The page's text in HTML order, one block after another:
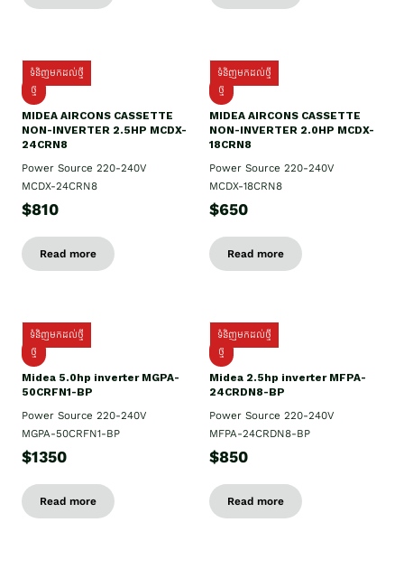
ទំនិញមកដល់ថ្មី
ថ្មី
MIDEA AIRCONS CASSETTE
NON-INVERTER 2.5HP MCDX-
24CRN8
Power Source 220-240V
MCDX-24CRN8
$810
Read more
ទំនិញមកដល់ថ្មី
ថ្មី
MIDEA AIRCONS CASSETTE
NON-INVERTER 2.0HP MCDX-
18CRN8
Power Source 220-240V
MCDX-18CRN8
$650
Read more
ទំនិញមកដល់ថ្មី
ថ្មី
Midea 5.0hp inverter MGPA-
50CRFN1-BP
Power Source 220-240V
MGPA-50CRFN1-BP
$1350
Read more
ទំនិញមកដល់ថ្មី
ថ្មី
Midea 2.5hp​ inverter MFPA-
24CRDN8-BP
Power Source 220-240V
MFPA-24CRDN8-BP
$850
Read more